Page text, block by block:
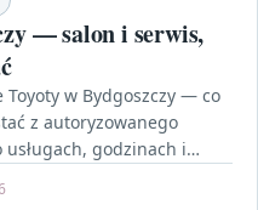
— salon i serwis,
w Bydgoszczy — co
z autoryzowanego
godzinach i…